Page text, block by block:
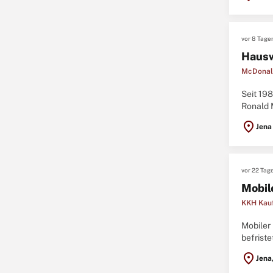
vor 8
Seit
Ronald
location_on Jena
vor 22
KKH
Mobiler
location_on